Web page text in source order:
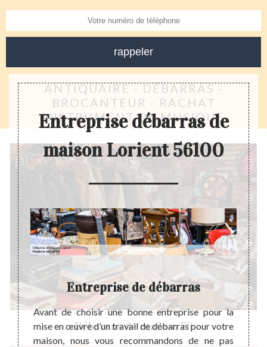
ANTIQUAIRE - DÉBARRAS -
BROCANTEUR - RACHAT
INSTRUMENT DE MUSIQUE
Débarras de maison 79
Entreprise débarras de
maison Lorient 56100
de
le
Entreprise de débarras
Avant de choisir une bonne entreprise pour la
mise en œuvre d’un travail de débarras pour votre
maison, nous vous recommandons de ne pas
Avant
de